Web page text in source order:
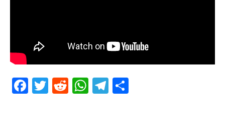
Facebook
Twitter
RedditWhatsApp
Telegram